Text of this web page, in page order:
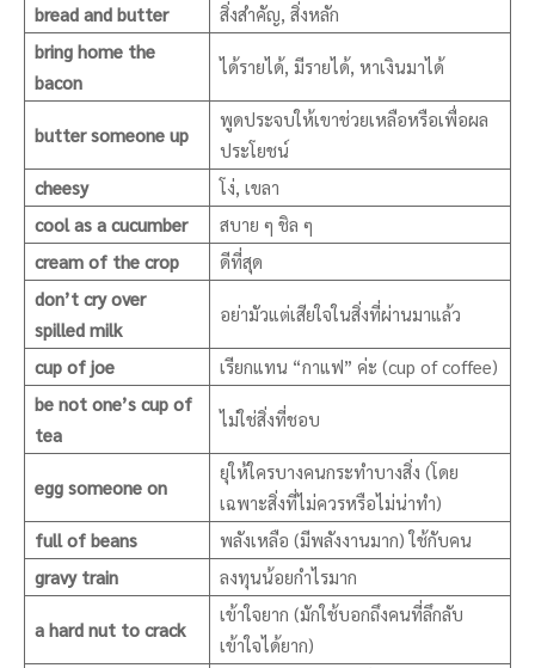
bread and butter
สิ่งสำคัญ, สิ่งหลัก
bring home the
bacon
ได้รายได้, มีรายได้, หาเงินมาได้
butter someone up
พูดประจบให้เขาช่วยเหลือหรือเพื่อผล
ประโยชน์
cheesy
โง่, เขลา
cool as a cucumber
สบาย ๆ ชิล ๆ
cream of the crop
ดีที่สุด
don’t cry over
spilled milk
อย่ามัวแต่เสียใจในสิ่งที่ผ่านมาแล้ว
cup of joe
เรียกแทน “กาแฟ” ค่ะ (cup of coffee)
be not one’s cup of
tea
ไม่ใช่สิ่งที่ชอบ
egg someone on
ยุให้ใครบางคนกระทำบางสิ่ง (โดย
เฉพาะสิ่งที่ไม่ควรหรือไม่น่าทำ)
full of beans
พลังเหลือ (มีพลังงานมาก) ใช้กับคน
gravy train
ลงทุนน้อยกำไรมาก
a hard nut to crack
เข้าใจยาก (มักใช้บอกถึงคนที่ลึกลับ
เข้าใจได้ยาก)